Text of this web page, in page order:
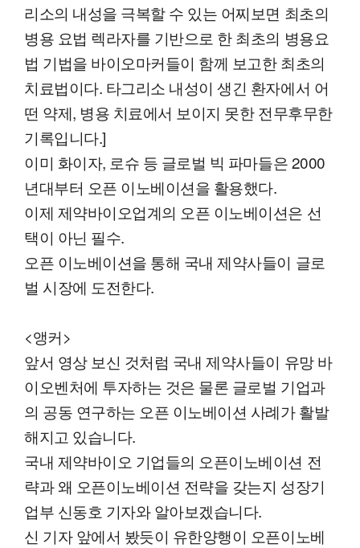
리소의 내성을 극복할 수 있는 어찌보면 최초의
병용 요법 렉라자를 기반으로 한 최초의 병용요
법 기법을 바이오마커들이 함께 보고한 최초의
치료법이다. 타그리소 내성이 생긴 환자에서 어
떤 약제, 병용 치료에서 보이지 못한 전무후무한
기록입니다.]
이미 화이자, 로슈 등 글로벌 빅 파마들은 2000
년대부터 오픈 이노베이션을 활용했다.
이제 제약바이오업계의 오픈 이노베이션은 선
택이 아닌 필수.
오픈 이노베이션을 통해 국내 제약사들이 글로
벌 시장에 도전한다.
<앵커>
앞서 영상 보신 것처럼 국내 제약사들이 유망 바
이오벤처에 투자하는 것은 물론 글로벌 기업과
의 공동 연구하는 오픈 이노베이션 사례가 활발
해지고 있습니다.
국내 제약바이오 기업들의 오픈이노베이션 전
략과 왜 오픈이노베이션 전략을 갖는지 성장기
업부 신동호 기자와 알아보겠습니다.
신 기자 앞에서 봤듯이 유한양행이 오픈이노베